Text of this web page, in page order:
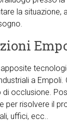
la situazione,
apposite
a
occlusione.
per risolvere il
uffici, ecc..